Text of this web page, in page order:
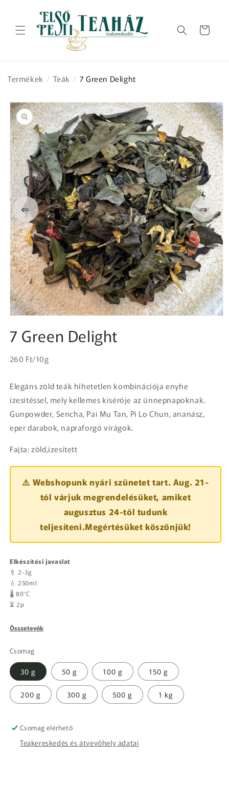
tartalomhoz
Kosár
Termékek / Teák / 7 Green Delight
⇐
Kihagyás, és
ugrás a
termékadatokra
megnyitása
a
párbeszédpanelen
⇒
7 Green Delight
Normál
Egységár
260 Ft/10g
Elegáns zöld teák hihetetlen kombinációja enyhe
ízesítéssel, mely kellemes kísérője az ünnepnapoknak.
Gunpowder, Sencha, Pai Mu Tan, Pi Lo Chun, ananász,
eper darabok, napraforgó virágok.
Fajta: zöld,ízesített
⚠️ Webshopunk nyári szünetet tart. Aug. 21-
tól várjuk megrendelésüket, amiket
augusztus 24-től tudunk
teljesíteni.Megértésüket köszönjük!
Elkészítési javaslat
🥄 2-3g
💧 250ml
🌡️ 80°C
⏳ 2p
Összetevők
Csomag
30 g 50 g 100 g 150 g
200 g 300 g 500 g 1 kg
Csomag elérhető
Teakereskedés és átvevőhely adatai